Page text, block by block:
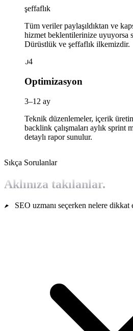
şeffaflık
Tüm veriler paylaşıldıktan ve
hizmet beklentilerinize uyuyorsa
Dürüstlük ve şeffaflık ilkemizdir.
04
Optimizasyon
3–12 ay
Teknik düzenlemeler, içerik
backlink çalışmaları aylık sprint
detaylı rapor sunulur.
Sıkça Sorulanlar
Aklınıza takılanlar.
SEO uzmanı seçerken nelere dikkat